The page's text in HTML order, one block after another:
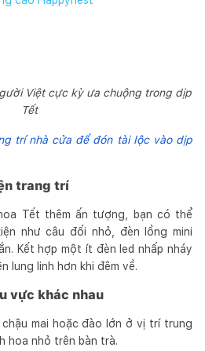
Việt cực kỳ ưa chuộng trong dịp
Tết
trí nhà cửa để đón tài lộc vào dịp
trang trí
Tết thêm ấn tượng, bạn có thể
như câu đối nhỏ, đèn lồng mini
Kết hợp một ít đèn led nhấp nháy
lung linh hơn khi đêm về.
vực khác nhau
mai hoặc đào lớn ở vị trí trung
hoa nhỏ trên bàn trà.